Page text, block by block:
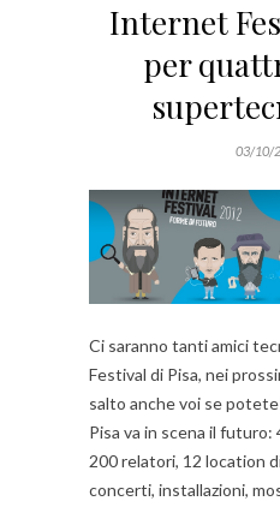
Internet
per
03/10/
Ci saranno tanti amici
Festival di Pisa, nei
salto anche voi se
Pisa va in scena il futuro:
200 relatori, 12 location
concerti, installazioni,